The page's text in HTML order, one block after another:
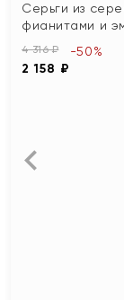
Серьги из
фианитами и
4 316 ₽
2 158 ₽
-50%